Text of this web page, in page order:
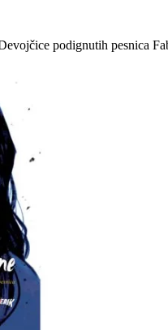
podignutih pesnica